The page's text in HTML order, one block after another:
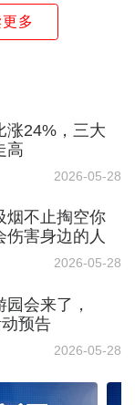
多
涨24%，三大
高
2026-05-28
烟不止掏空你
伤害身边的人
2026-05-28
会来了，
动预告
2026-05-28